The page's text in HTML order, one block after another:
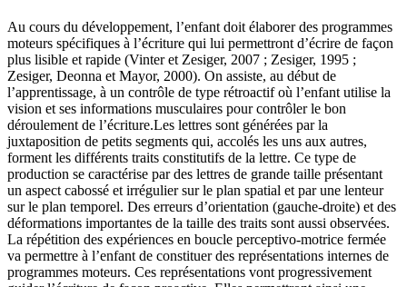
Au cours du développement, l’enfant doit élaborer des programmes
moteurs spécifiques à l’écriture qui lui permettront d’écrire de façon
plus lisible et rapide (Vinter et Zesiger, 2007 ; Zesiger, 1995 ;
Zesiger, Deonna et Mayor, 2000). On assiste, au début de
l’apprentissage, à un contrôle de type rétroactif où l’enfant utilise la
vision et ses informations musculaires pour contrôler le bon
déroulement de l’écriture.Les lettres sont générées par la
juxtaposition de petits segments qui, accolés les uns aux autres,
forment les différents traits constitutifs de la lettre. Ce type de
production se caractérise par des lettres de grande taille présentant
un aspect cabossé et irrégulier sur le plan spatial et par une lenteur
sur le plan temporel. Des erreurs d’orientation (gauche-droite) et des
déformations importantes de la taille des traits sont aussi observées.
La répétition des expériences en boucle perceptivo-motrice fermée
va permettre à l’enfant de constituer des représentations internes de
programmes moteurs. Ces représentations vont progressivement